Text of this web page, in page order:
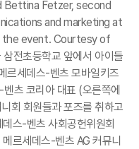
Bettina Fetzer, second
and marketing at
the event. Courtesy of
전초등학교 앞에서 아이들
르세데스-벤츠 모바일키즈
츠 코리아 대표 (오른쪽에
회 회원들과 포즈를 취하고
스-벤츠 사회공헌위원회
르세데스-벤츠 AG 커뮤니